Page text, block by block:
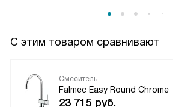
С этим товаром сравнивают
Смеситель
Falmec Easy Round Chrome
23 715 руб.